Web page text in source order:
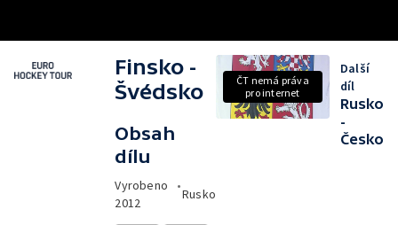
Finsko -
Švédsko
Obsah
dílu
Vyrobeno
2012
•
Rusko
ČT nemá práva
pro internet
Další
díl
Rusko
-
Česko